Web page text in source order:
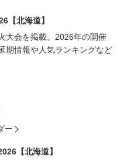
【北海道】
大会を掲載。2026年の開催
期情報や人気ランキングなど
ー
【北海道】